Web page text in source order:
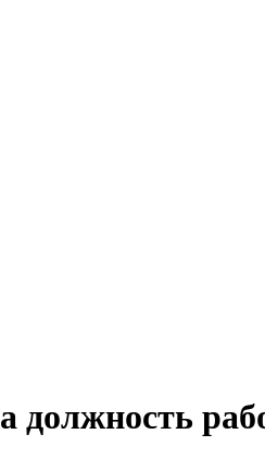
должность